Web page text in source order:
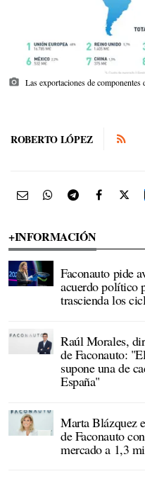
photo_camera Las exportaciones de
ROBERTO LÓPEZ
+INFORMACIÓN
Faconauto pide
acuerdo político
trascienda los
Raúl Morales,
de Faconauto:
supone una de
España"
Marta Blázquez
de Faconauto
mercado a 1,3